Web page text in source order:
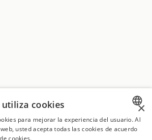
SPANISH
×
cookies
para mejorar la experiencia del usuario. Al
usted acepta todas las cookies de acuerdo
cookies.